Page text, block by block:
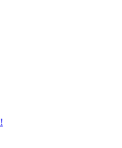
سنگ خوب را گران نخرید!